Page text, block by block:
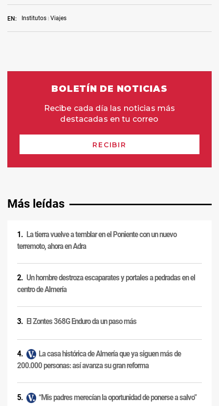
EN: Institutos Viajes
Más leídas
La tierra vuelve a temblar en el Poniente con un nuevo
terremoto, ahora en Adra
Un hombre destroza escaparates y portales a pedradas en el
centro de Almería
El Zontes 368G Enduro da un paso más
La casa histórica de Almería que ya siguen más de
200.000 personas: así avanza su gran reforma
“Mis padres merecían la oportunidad de ponerse a salvo”